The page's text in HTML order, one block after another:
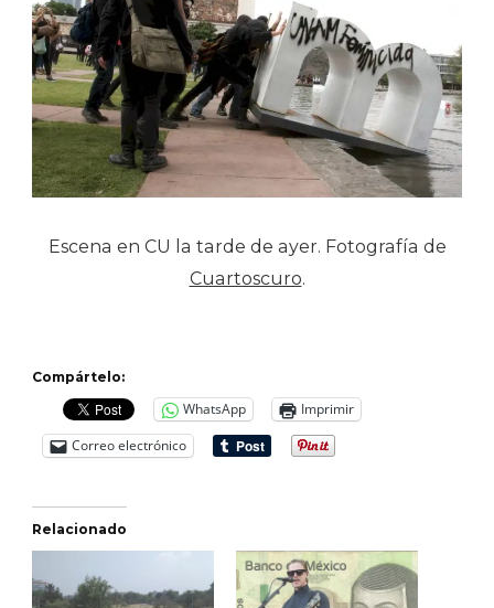
Escena en CU la tarde de ayer. Fotografía de
Cuartoscuro.
Compártelo:
WhatsApp
Imprimir
Correo electrónico
Relacionado